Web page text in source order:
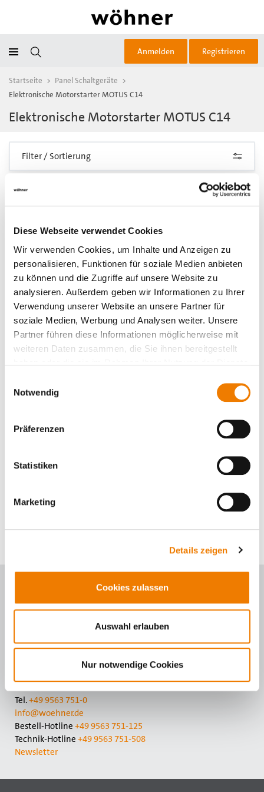
Diese Webseite verwendet Cookies
Wir verwenden Cookies, um Inhalte und Anzeigen zu
personalisieren, Funktionen für soziale Medien anbieten
zu können und die Zugriffe auf unsere Website zu
analysieren. Außerdem geben wir Informationen zu Ihrer
Verwendung unserer Website an unsere Partner für
soziale Medien, Werbung und Analysen weiter. Unsere
Partner führen diese Informationen möglicherweise mit
weiteren Daten zusammen, die Sie ihnen bereitgestellt
Notwendig
Präferenzen
Statistiken
Marketing
Details zeigen
Cookies zulassen
Auswahl erlauben
Nur notwendige Cookies
Anmelden Registrieren
Startseite > Panel Schaltgeräte >
Elektronische Motorstarter MOTUS C14
Elektronische Motorstarter MOTUS C14
Filter / Sortierung
2 Artikel gefunden
Artikelnummer: 36255000A
elektronischer Motorstarter, 3-
oder 1-polig schaltbar
MOTUS C14 Panel Connect Plus
mit IO-Link-Schnittstelle, mit
vorinstalliert
für DIN Tragschiene
Artikelnummer: 36259000A
elektronischer Motorstarter, 3-
oder 1-polig schaltbar
MOTUS C14 Panel Connect Plus
Direkt- und Wendestarter 0,1 - 6,6
mit IO-Link-Schnittstelle, mit
Wöhner GmbH & Co. KG
Elektrotechnische Systeme
Mönchrödener Str. 10
Tel.+49 9563 751-0
info@woehner.de
Bestell-Hotline +49 9563 751-125
Technik-Hotline +49 9563 751-508
Newsletter